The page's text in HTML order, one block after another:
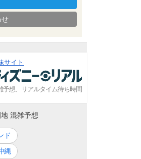
せ
サイト
予想、リアルタイム待ち時間
混雑予想
ド
縄